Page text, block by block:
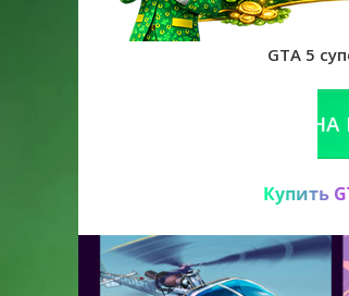
GTA 5
Купить